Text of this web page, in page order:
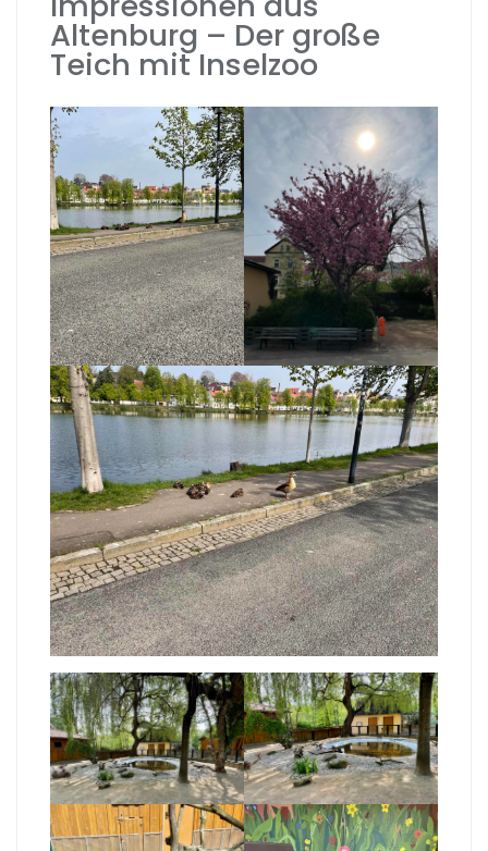
Altenburg – Der große
Teich mit Inselzoo